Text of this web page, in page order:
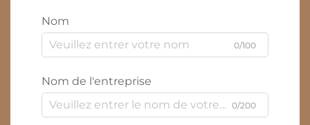
Nom
0/100
Nom de l'entreprise
0/200